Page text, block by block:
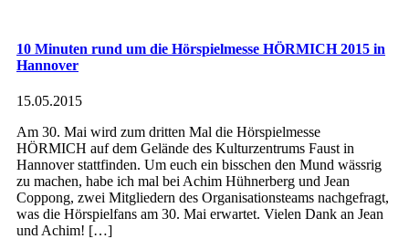
10 Minuten rund um die Hörspielmesse HÖRMICH 2015 in
Hannover
15.05.2015
Am 30. Mai wird zum dritten Mal die Hörspielmesse
HÖRMICH auf dem Gelände des Kulturzentrums Faust in
Hannover stattfinden. Um euch ein bisschen den Mund wässrig
zu machen, habe ich mal bei Achim Hühnerberg und Jean
Coppong, zwei Mitgliedern des Organisationsteams nachgefragt,
was die Hörspielfans am 30. Mai erwartet. Vielen Dank an Jean
und Achim! […]